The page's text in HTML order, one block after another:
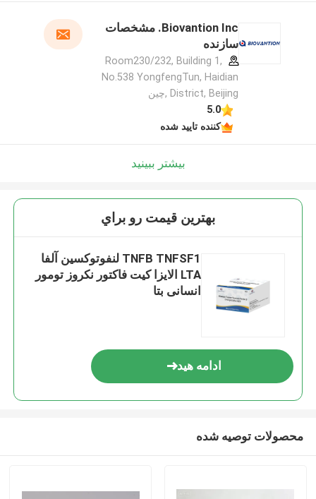
Biovantion Inc. مشخصات
سازنده
Room230/232, Building 1,
No.538 YongfengTun, Haidian
District, Beijing ,چین
5.0
کننده تایید شده
بیشتر ببینید
بهترين قيمت رو براي
TNFB TNFSF1 لنفوتوکسین آلفا
LTA الایزا کیت فاکتور نکروز تومور
انسانی بتا
ادامه هید
محصولات توصیه شده